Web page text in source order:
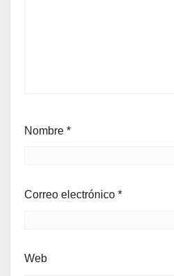
Nombre *
Correo electrónico *
Web